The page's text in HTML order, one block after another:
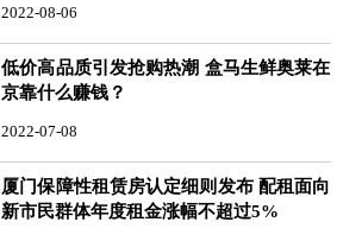
2022-08-06
低价高品质引发抢购热潮 盒马生鲜奥莱在
京靠什么赚钱？
2022-07-08
厦门保障性租赁房认定细则发布 配租面向
新市民群体年度租金涨幅不超过5%